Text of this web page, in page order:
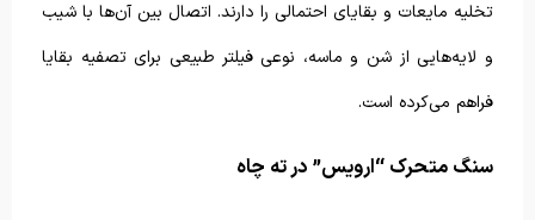
تخلیه مایعات و بقایای احتمالی را دارند. اتصال بین آن‌ها با شیب
و لایه‌هایی از شن و ماسه، نوعی فیلتر طبیعی برای تصفیه بقایا
فراهم می‌کرده است.
سنگ متحرک “ارویس” در ته چاه